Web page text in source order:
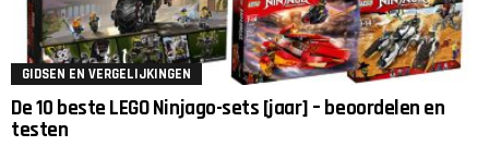
GIDSEN EN VERGELIJKINGEN
De 10 beste LEGO Ninjago-sets [jaar] – beoordelen en
testen